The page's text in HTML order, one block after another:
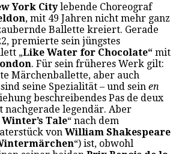
York Citylebende Choreograf
, mit 49 Jahren nicht mehr ganz
Ballette kreiert. Gerade
premierte sein jüngstes
„Like Water for Chocolate“ mit
. Für sein früheres Werk gilt:
Märchenballette, aber auch
seine Spezialität – und sein en
beschreibendes Pas de deux
nachgerade legendär. Aber
Tale“ nach dem
von William Shakespeare
“) ist, obwohl